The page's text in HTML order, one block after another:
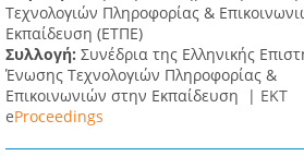
Τεχνολογιών Πληροφορίας &
Εκπαίδευση (ΕΤΠΕ)
Συλλογή: Συνέδρια της Ελληνικής
Ένωσης Τεχνολογιών Πληροφορίας &
Επικοινωνιών στην Εκπαίδευση | ΕΚΤ
eProceedings